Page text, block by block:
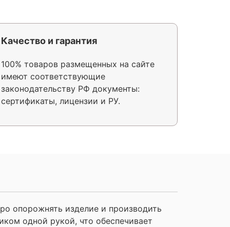
Качество и гарантия
100% товаров размещенных на сайте
имеют соответствующие
законодательству РФ документы:
сертификаты, лицензии и РУ.
опорожнять изделие и производить
одной рукой, что обеспечивает